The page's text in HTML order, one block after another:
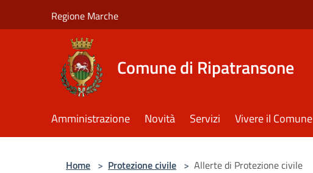
Regione Marche
Comune di Ripatransone
Amministrazione Novità Servizi Vivere il Comune
Home > Protezione civile > Allerte di Protezione civile